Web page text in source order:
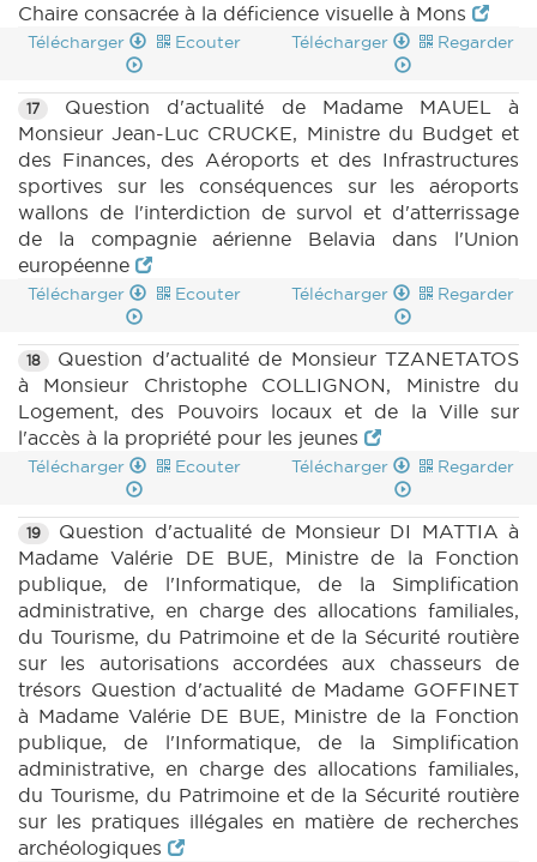
Chaire consacrée à la déficience visuelle à Mons
Télécharger Ecouter Télécharger Regarder
17
Question d'actualité de Madame MAUEL à
Monsieur Jean-Luc CRUCKE, Ministre du Budget et
des Finances, des Aéroports et des Infrastructures
sportives sur les conséquences sur les aéroports
wallons de l'interdiction de survol et d'atterrissage
de la compagnie aérienne Belavia dans l'Union
européenne
Télécharger Ecouter Télécharger Regarder
18
Question d'actualité de Monsieur TZANETATOS
à Monsieur Christophe COLLIGNON, Ministre du
Logement, des Pouvoirs locaux et de la Ville sur
l'accès à la propriété pour les jeunes
Télécharger Ecouter Télécharger Regarder
19
Question d'actualité de Monsieur DI MATTIA à
Madame Valérie DE BUE, Ministre de la Fonction
publique, de l'Informatique, de la Simplification
administrative, en charge des allocations familiales,
du Tourisme, du Patrimoine et de la Sécurité routière
sur les autorisations accordées aux chasseurs de
trésors Question d'actualité de Madame GOFFINET
à Madame Valérie DE BUE, Ministre de la Fonction
publique, de l'Informatique, de la Simplification
administrative, en charge des allocations familiales,
du Tourisme, du Patrimoine et de la Sécurité routière
sur les pratiques illégales en matière de recherches
archéologiques